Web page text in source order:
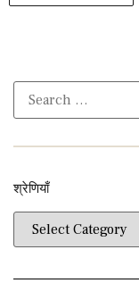
श्रेणियाँ​​